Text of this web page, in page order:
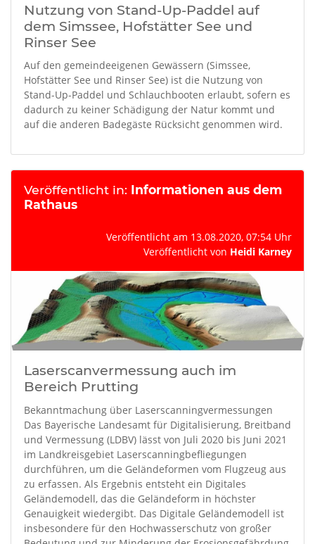
Nutzung von Stand-Up-Paddel auf
dem Simssee, Hofstätter See und
Rinser See
Auf den gemeindeeigenen Gewässern (Simssee,
Hofstätter See und Rinser See) ist die Nutzung von
Stand-Up-Paddel und Schlauchbooten erlaubt, sofern es
dadurch zu keiner Schädigung der Natur kommt und
auf die anderen Badegäste Rücksicht genommen wird.
Veröffentlicht in: Informationen aus dem
Rathaus
Veröffentlicht am 13.08.2020, 07:54 Uhr
Veröffentlicht von Heidi Karney
Laserscanvermessung auch im
Bereich Prutting
Bekanntmachung über Laserscanningvermessungen
Das Bayerische Landesamt für Digitalisierung, Breitband
und Vermessung (LDBV) lässt von Juli 2020 bis Juni 2021
im Landkreisgebiet Laserscanningbefliegungen
durchführen, um die Geländeformen vom Flugzeug aus
zu erfassen. Als Ergebnis entsteht ein Digitales
Geländemodell, das die Geländeform in höchster
Genauigkeit wiedergibt. Das Digitale Geländemodell ist
insbesondere für den Hochwasserschutz von großer